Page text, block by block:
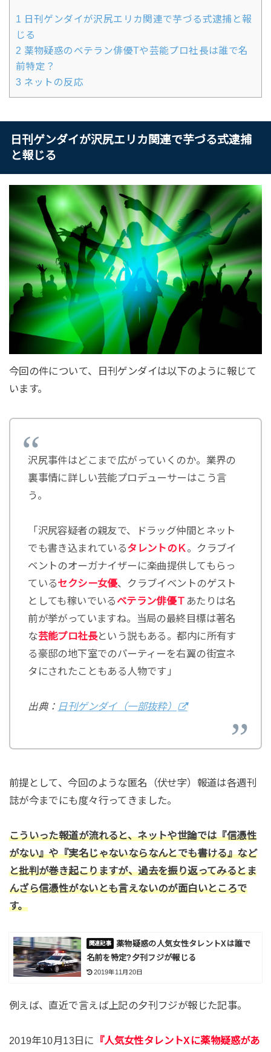
1 日刊ゲンダイが沢尻エリカ関連で芋づる式逮捕と報
じる
2 薬物疑惑のベテラン俳優Tや芸能プロ社長は誰で名
前特定？
3 ネットの反応
日刊ゲンダイが沢尻エリカ関連で芋づる式逮捕
と報じる
今回の件について、日刊ゲンダイは以下のように報じて
います。
沢尻事件はどこまで広がっていくのか。業界の
裏事情に詳しい芸能プロデューサーはこう言
う。
「沢尻容疑者の親友で、ドラッグ仲間とネット
でも書き込まれているタレントのＫ。クラブイ
ベントのオーガナイザーに楽曲提供してもらっ
ているセクシー女優、クラブイベントのゲスト
としても稼いでいる ベテラン俳優Ｔ あたりは名
前が挙がっていますね。当局の最終目標は著名
な芸能プロ社長という説もある。都内に所有す
る豪邸の地下室でのパーティーを右翼の街宣ネ
タにされたこともある人物です」
出典： 日刊ゲンダイ（一部抜粋）
前提として、今回のような匿名（伏せ字）報道は各週刊
誌が今までにも度々行ってきました。
こういった報道が流れると、ネットや世論では『信憑性
がない』や『実名じゃないならなんとでも書ける』など
と批判が巻き起こりますが、過去を振り返ってみるとま
んざら信憑性がないとも言えないのが面白いところで
す。
薬物疑惑の人気女性タレントXは誰で
名前を特定?夕刊フジが報じる
2019年11月20日
例えば、直近で言えば上記の夕刊フジが報じた記事。
2019年10月13日に 『人気女性タレントXに薬物疑惑があ